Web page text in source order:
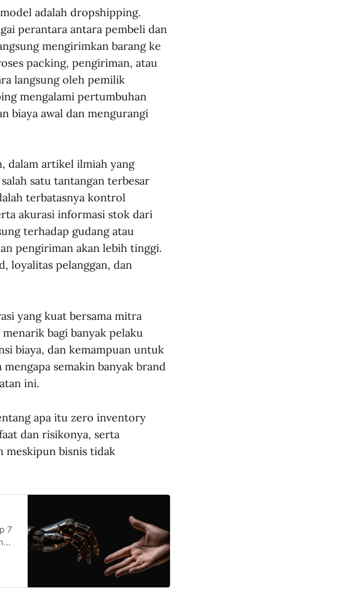
adalah dropshipping.
perantara antara pembeli dan
mengirimkan barang ke
packing, pengiriman, atau
langsung oleh pemilik
mengalami pertumbuhan
biaya awal dan mengurangi
dalam artikel ilmiah yang
satu tantangan terbesar
terbatasnya kontrol
akurasi informasi stok dari
terhadap gudang atau
pengiriman akan lebih tinggi.
loyalitas pelanggan, dan
yang kuat bersama mitra
bagi banyak pelaku
biaya, dan kemampuan untuk
semakin banyak brand
ini.
apa itu zero inventory
dan risikonya, serta
meskipun bisnis tidak
7